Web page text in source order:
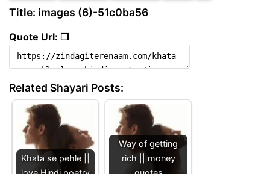
Title: images (6)-51c0ba56
Quote Url: ❐
Related Shayari Posts:
Khata se pehle ||
Way of getting
rich || money